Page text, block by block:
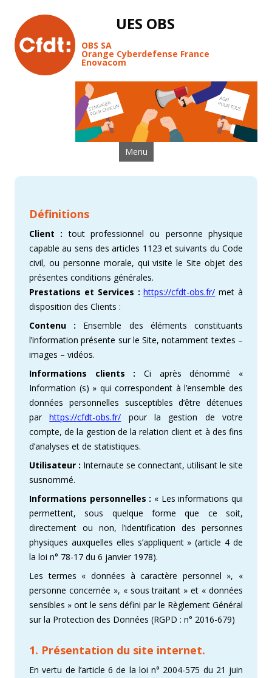
UES OBS
OBS SA
Orange Cyberdefense France
Enovacom
Menu Aller au contenu
Définitions
Client : tout professionnel ou personne physique
capable au sens des articles 1123 et suivants du Code
civil, ou personne morale, qui visite le Site objet des
présentes conditions générales.
Prestations et Services : https://cfdt-obs.fr/ met à
disposition des Clients :
Contenu : Ensemble des éléments constituants
l’information présente sur le Site, notamment textes –
images – vidéos.
Informations clients : Ci après dénommé «
Information (s) » qui correspondent à l’ensemble des
données personnelles susceptibles d’être détenues
parhttps://cfdt-obs.fr/ pour la gestion de votre
compte, de la gestion de la relation client et à des fins
d’analyses et de statistiques.
Utilisateur : Internaute se connectant, utilisant le site
susnommé.
Informations personnelles : « Les informations qui
permettent, sous quelque forme que ce soit,
directement ou non, l’identification des personnes
physiques auxquelles elles s’appliquent » (article 4 de
la loi n° 78-17 du 6 janvier 1978).
Les termes « données à caractère personnel », «
personne concernée », « sous traitant » et « données
sensibles » ont le sens défini par le Règlement Général
sur la Protection des Données (RGPD : n° 2016-679)
1. Présentation du site internet.
En vertu de l’article 6 de la loi n° 2004-575 du 21 juin